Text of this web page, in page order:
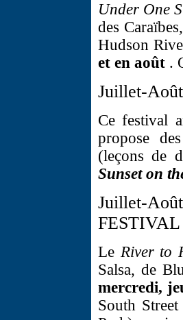
Under One
des
Hudson
et en août .
Juillet-
Ce festival
propose
(leçons de
Sunset on
Juillet-
FESTIVAL
Le River to
Salsa, de
mercredi,
South